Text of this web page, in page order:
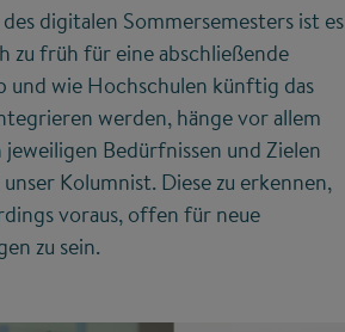
digitalen Sommersemesters ist es
zu früh für eine abschließende
und wie Hochschulen künftig das
werden, hänge vor allem
Bedürfnissen und Zielen
Kolumnist. Diese zu erkennen,
voraus, offen für neue
zu sein.